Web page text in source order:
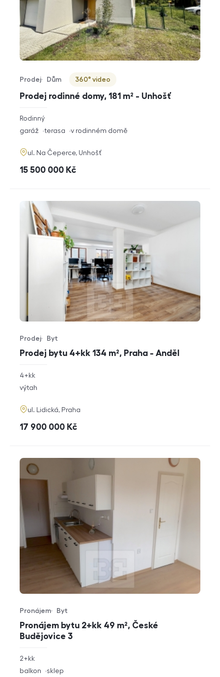
Prodej rodinné domy, 181 m² - Unhošť
Typ nabídky
Prodej
Typ nemovitosti
Dům
Virtuální prohlídka
360° video
rozměry
dispozice
Rodinný
funkce
garáž terasa v rodinném domě
adresa
ul. Na Čeperce, Unhošť
cena
15 500 000 Kč
Prodej bytu 4+kk 134 m², Praha - Anděl
Typ nabídky
Prodej
Typ nemovitosti
Byt
rozměry
4+kk
funkce
výtah
adresa
ul. Lidická, Praha
cena
17 900 000 Kč
Pronájem bytu 2+kk 49 m², České
Budějovice 3
Typ nabídky
Pronájem
Typ nemovitosti
Byt
rozměry
2+kk
funkce
balkon sklep